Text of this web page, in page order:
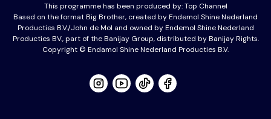
This programme has been produced by:Top Channel
Based on the format Big Brother, created by Endemol Shine Nederland
Producties B.V./John de Mol and owned by Endemol Shine Nederland
Producties BV., part of the Banijay Group, distributed by Banijay Rights.
Copyright © Endamol Shine Nederland Producties B.V.